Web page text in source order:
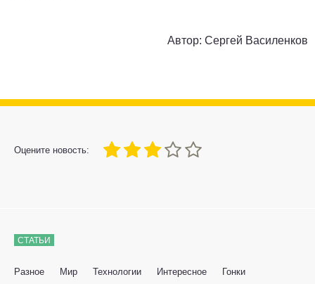
Автор: Сергей Василенков
Оцените новость:
60
1 3 4 5
СТАТЬИ
Разное Мир Технологии Интересное
Гонки